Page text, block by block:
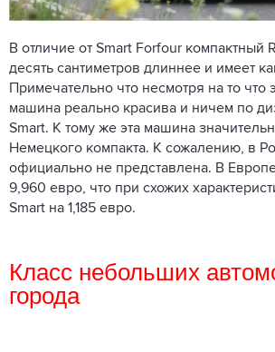
В отличие от Smart Forfour компактный
десять сантиметров длиннее и имеет
Примечательно что несмотря на то что
машина реально красива и ничем по
Smart. К тому же эта машина
Немецкого компакта. К сожалению, в
официально не представлена. В
9,960 евро, что при схожих
Smart на 1,185 евро.
Класс небольших
города